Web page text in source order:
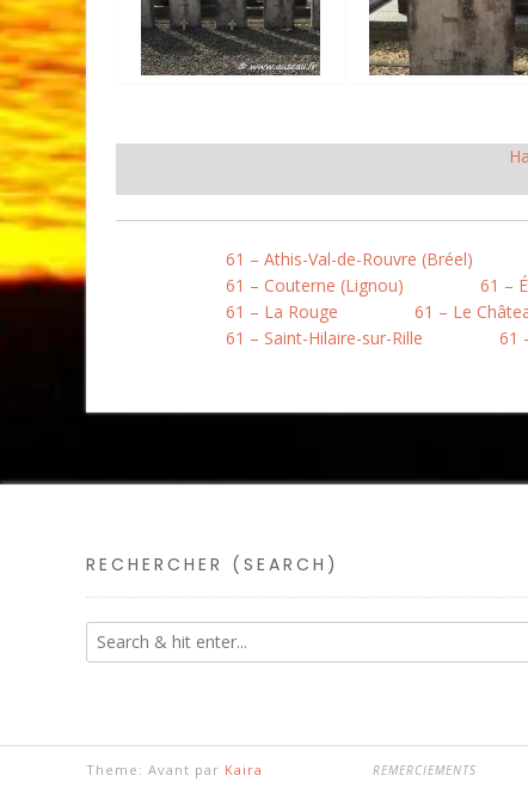
61 – Athis-Val-de-Rouvre (Bréel)
61 – Couterne (Lignou)
61 –
61 – La Rouge
61 – Le
61 – Saint-Hilaire-sur-Rille
61
RECHERCHER (SEARCH)
Theme: Avant par Kaira REMERCIEMENTS